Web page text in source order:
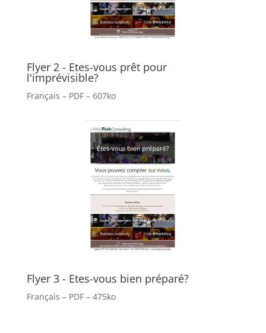
Flyer 2 - Etes-vous prêt pour
l'imprévisible?
Français – PDF – 607ko
Flyer 3 - Etes-vous bien préparé?
Français – PDF – 475ko